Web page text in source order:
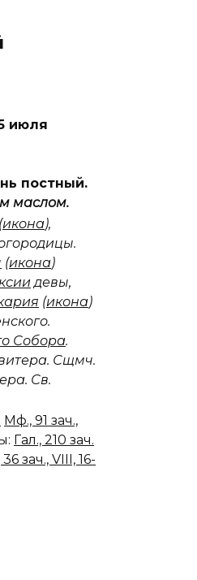
июля
постный.
маслом.
(икона),
(икона)
девы,
(икона)
Собора.
Сщмч.
Св.
Мф., 91 зач.,
Гал., 210 зач.
зач., VIII, 16-